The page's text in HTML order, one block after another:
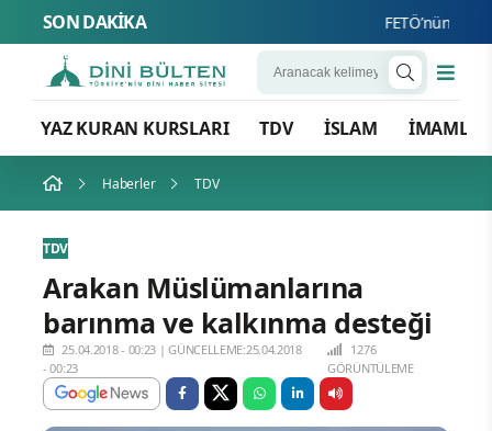
SON DAKİKA FETÖ’nün Üç
YAZ KURAN KURSLARI TDV İSLAM İMAMLAR
Haberler TDV
TDV
Arakan Müslümanlarına
barınma ve kalkınma desteği
25.04.2018 - 00:23 |GÜNCELLEME:25.04.2018
- 00:23
1276
GÖRÜNTÜLEME